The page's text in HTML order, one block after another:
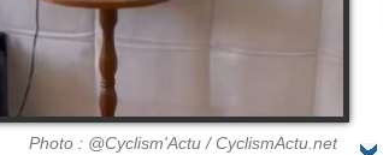
Photo : @Cyclism'Actu / CyclismActu.net